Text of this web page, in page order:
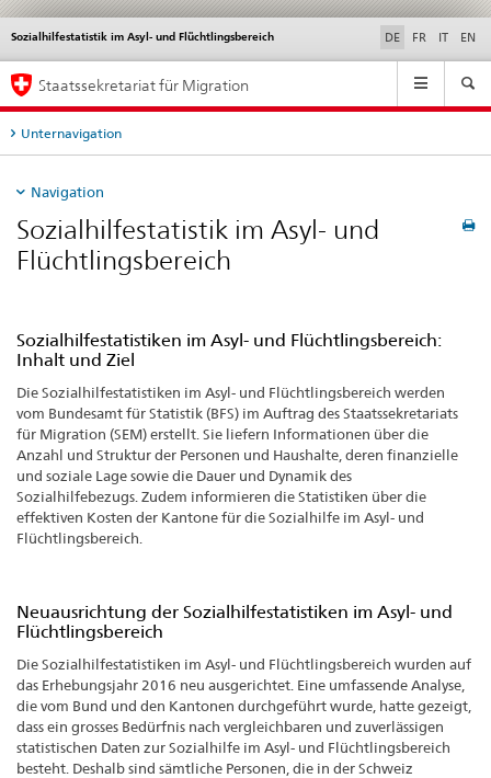
Sozialhilfestatistik im Asyl- und Flüchtlingsbereich DE FR IT EN
Service
Hauptnavigation
Staatssekretariat für Migration
Unternavigation
Navigation
Sozialhilfestatistik im Asyl- und
Flüchtlingsbereich
Sozialhilfestatistiken im Asyl- und Flüchtlingsbereich:
Inhalt und Ziel
Die Sozialhilfestatistiken im Asyl- und Flüchtlingsbereich werden
vom Bundesamt für Statistik (BFS) im Auftrag des Staatssekretariats
für Migration (SEM) erstellt. Sie liefern Informationen über die
Anzahl und Struktur der Personen und Haushalte, deren finanzielle
und soziale Lage sowie die Dauer und Dynamik des
Sozialhilfebezugs. Zudem informieren die Statistiken über die
effektiven Kosten der Kantone für die Sozialhilfe im Asyl- und
Flüchtlingsbereich.
Neuausrichtung der Sozialhilfestatistiken im Asyl- und
Flüchtlingsbereich
Die Sozialhilfestatistiken im Asyl- und Flüchtlingsbereich wurden auf
das Erhebungsjahr 2016 neu ausgerichtet. Eine umfassende Analyse,
die vom Bund und den Kantonen durchgeführt wurde, hatte gezeigt,
dass ein grosses Bedürfnis nach vergleichbaren und zuverlässigen
statistischen Daten zur Sozialhilfe im Asyl- und Flüchtlingsbereich
besteht. Deshalb sind sämtliche Personen, die in der Schweiz